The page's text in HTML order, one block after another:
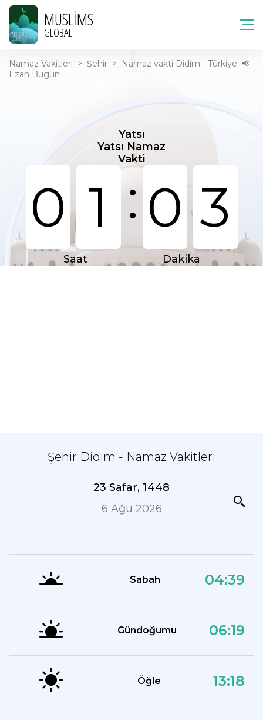
MUSLIMS
GLOBAL
Namaz Vakitleri > Şehir >
Namaz vakti Didim - Türkiye. 📢
Ezan Bugün
Yatsı
Yatsı Namaz
Vakti
0 1 : 0 3
Saat Dakika
Şehir Didim - Namaz Vakitleri
23 Safar, 1448
6 Ağu 2026
Sabah 04:39
Gündoğumu 06:19
Öğle 13:18